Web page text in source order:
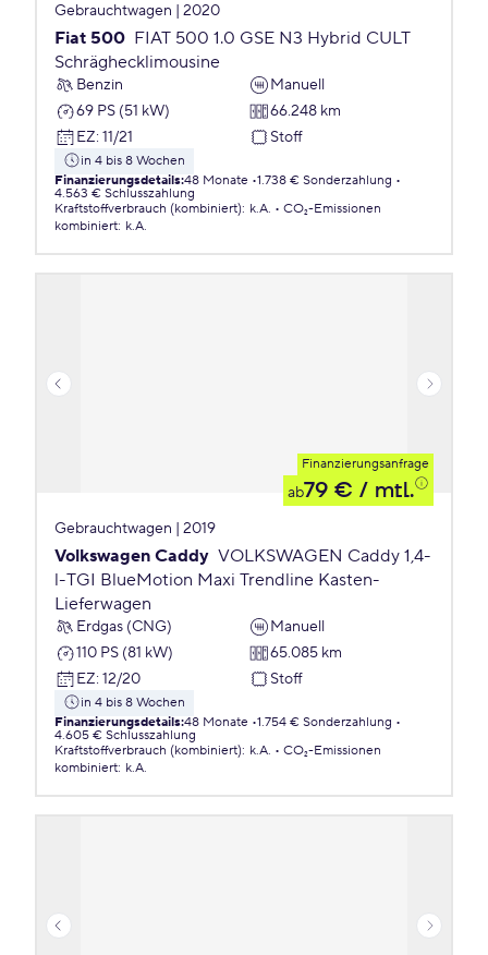
Gebrauchtwagen | 2020
Fiat 500 FIAT 500 1.0 GSE N3 Hybrid CULT
Schräghecklimousine
Benzin
Manuell
69 PS (51 kW)
66.248 km
EZ: 11/21 Stoff
in 4 bis 8 Wochen
Finanzierungsdetails:48 Monate 1.738 € Sonderzahlung
4.563 € Schlusszahlung
Kraftstoffverbrauch (kombiniert): k.A.
CO₂-Emissionen
kombiniert: k.A.
Finanzierungsanfrage
ab79 € / mtl.
Gebrauchtwagen | 2019
Volkswagen Caddy VOLKSWAGEN Caddy 1,4-
l-TGI BlueMotion Maxi Trendline Kasten-
Lieferwagen
Erdgas (CNG)
Manuell
110 PS (81 kW)
65.085 km
EZ: 12/20 Stoff
in 4 bis 8 Wochen
Finanzierungsdetails:48 Monate 1.754 € Sonderzahlung
4.605 € Schlusszahlung
Kraftstoffverbrauch (kombiniert): k.A.
CO₂-Emissionen
kombiniert: k.A.